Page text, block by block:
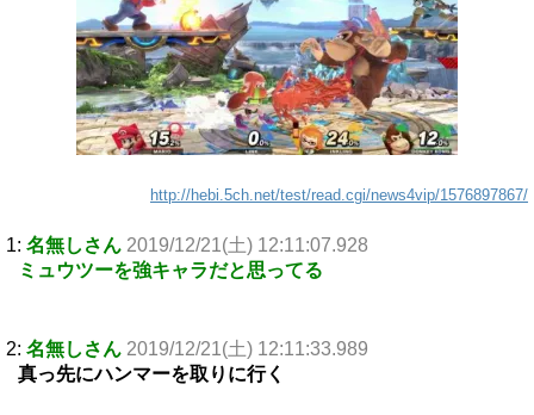
http://hebi.5ch.net/test/read.cgi/news4vip/1576897867/
1: 名無しさん 2019/12/21(土) 12:11:07.928
ミュウツーを強キャラだと思ってる
2: 名無しさん 2019/12/21(土) 12:11:33.989
真っ先にハンマーを取りに行く